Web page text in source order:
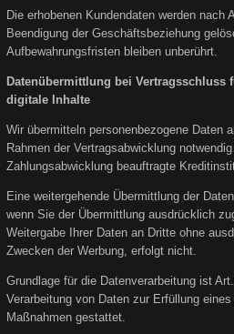
Die erhobenen Kundendaten werden nach
Beendigung der Geschäftsbeziehung
Aufbewahrungsfristen bleiben unberührt.
Datenübermittlung bei Vertragsschluss
digitale Inhalte
Wir übermitteln personenbezogene Daten
Rahmen der Vertragsabwicklung
Zahlungsabwicklung beauftragte
Eine weitergehende Übermittlung der
wenn Sie der Übermittlung ausdrücklich
Weitergabe Ihrer Daten an Dritte ohne
Zwecken der Werbung, erfolgt nicht.
Grundlage für die Datenverarbeitung ist
Verarbeitung von Daten zur Erfüllung
Maßnahmen gestattet.